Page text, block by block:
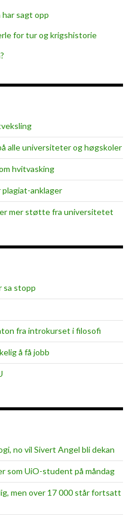
sagt opp
for tur og krigshistorie
alle universiteter og høgskoler
hvitvasking
anklager
mer støtte fra universitetet
sa stopp
fra introkurset i filosofi
å få jobb
no vil Sivert Angel bli dekan
som UiO-student på måndag
men over 17 000 står fortsatt